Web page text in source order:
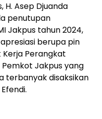
H. Asep Djuanda
penutupan
Jakpus tahun 2024,
berupa pin
Perangkat
Pemkot Jakpus yang
terbanyak disaksikan